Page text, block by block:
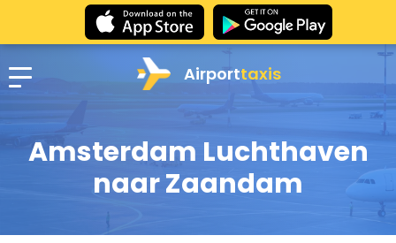
Airporttaxis
Amsterdam Luchthaven
naar Zaandam